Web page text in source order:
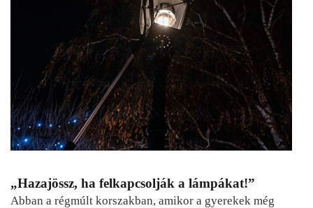
„Hazajössz, ha felkapcsolják a lámpákat!”
Abban a régmúlt korszakban, amikor a gyerekek még